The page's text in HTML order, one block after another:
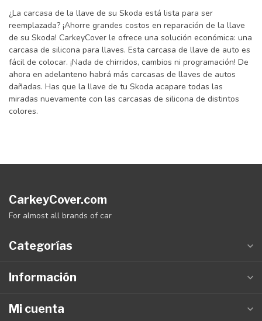
¿La carcasa de la llave de su Skoda está lista para ser
reemplazada? ¡Ahorre grandes costos en reparación de la llave
de su Skoda! CarkeyCover le ofrece una solución económica: una
carcasa de silicona para llaves. Esta carcasa de llave de auto es
fácil de colocar. ¡Nada de chirridos, cambios ni programación! De
ahora en adelanteno habrá más carcasas de llaves de autos
dañadas. Has que la llave de tu Skoda acapare todas las
miradas nuevamente con las carcasas de silicona de distintos
colores.
CarkeyCover.com
For almost all brands of car
Categorías
Información
Mi cuenta